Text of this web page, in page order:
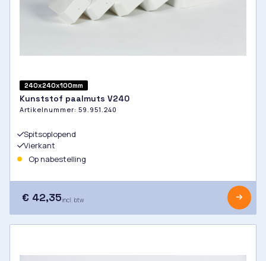
240x240x100mm
Kunststof paalmuts V240
Artikelnummer: 59.951.240
Spitsoplopend
Vierkant
Op nabestelling
€ 42,35incl. btw